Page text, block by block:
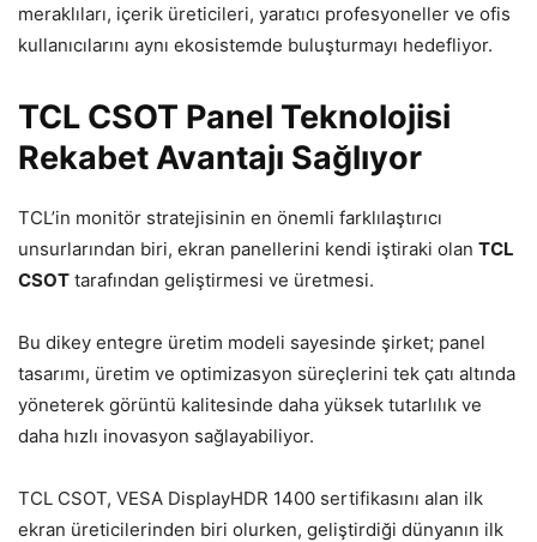
meraklıları, içerik üreticileri, yaratıcı profesyoneller ve ofis
kullanıcılarını aynı ekosistemde buluşturmayı hedefliyor.
TCL CSOT Panel Teknolojisi
Rekabet Avantajı Sağlıyor
TCL’in monitör stratejisinin en önemli farklılaştırıcı
unsurlarından biri, ekran panellerini kendi iştiraki olan TCL
CSOT tarafından geliştirmesi ve üretmesi.
Bu dikey entegre üretim modeli sayesinde şirket; panel
tasarımı, üretim ve optimizasyon süreçlerini tek çatı altında
yöneterek görüntü kalitesinde daha yüksek tutarlılık ve
daha hızlı inovasyon sağlayabiliyor.
TCL CSOT, VESA DisplayHDR 1400 sertifikasını alan ilk
ekran üreticilerinden biri olurken, geliştirdiği dünyanın ilk